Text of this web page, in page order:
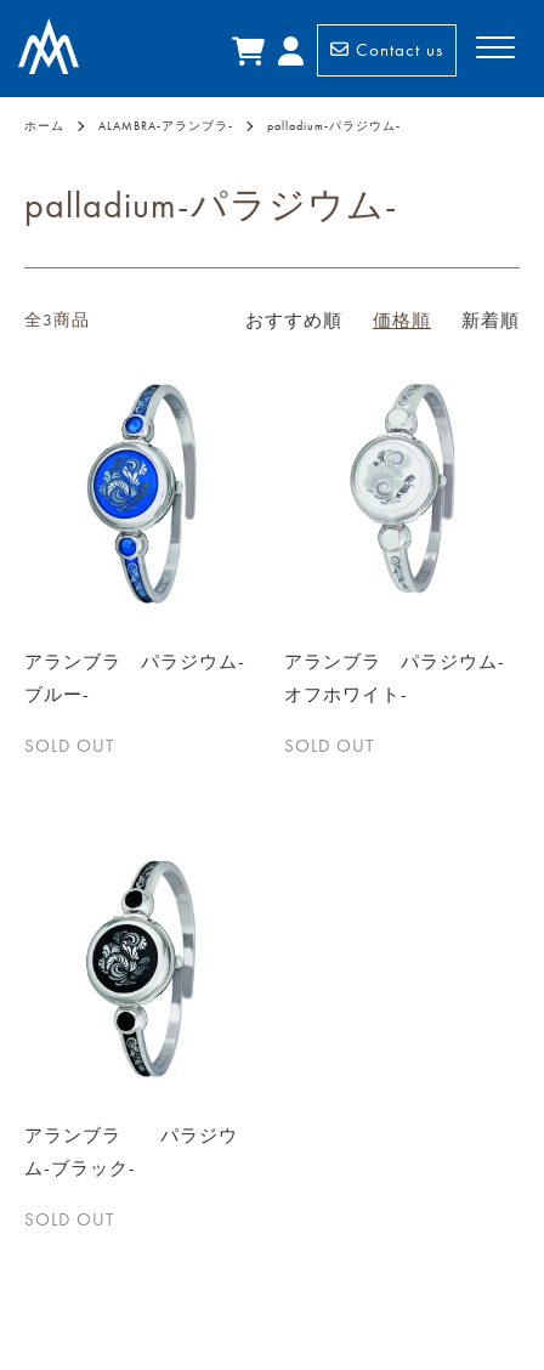
Contact us
ホーム ALAMBRA-アランブラ- palladium-パラジウム-
palladium-パラジウム-
全3商品 おすすめ順 価格順 新着順
アランブラ パラジウム-
ブルー-
SOLD OUT
アランブラ パラジウム-
オフホワイト-
SOLD OUT
アランブラ パラジウ
ム-ブラック-
SOLD OUT